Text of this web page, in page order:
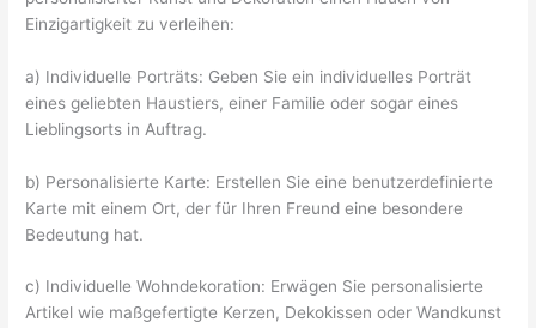
Einzigartigkeit zu verleihen:
a) Individuelle Porträts: Geben Sie ein individuelles Porträt
eines geliebten Haustiers, einer Familie oder sogar eines
Lieblingsorts in Auftrag.
b) Personalisierte Karte: Erstellen Sie eine benutzerdefinierte
Karte mit einem Ort, der für Ihren Freund eine besondere
Bedeutung hat.
c) Individuelle Wohndekoration: Erwägen Sie personalisierte
Artikel wie maßgefertigte Kerzen, Dekokissen oder Wandkunst